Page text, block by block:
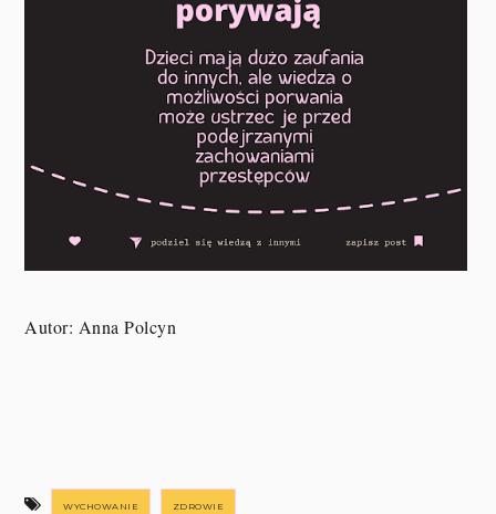
Autor: Anna Polcyn
WYCHOWANIE ZDROWIE